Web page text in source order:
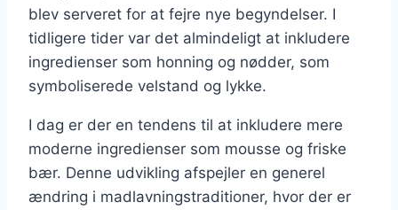
blev serveret for at fejre nye begyndelser. I
tidligere tider var det almindeligt at inkludere
ingredienser som honning og nødder, som
symboliserede velstand og lykke.
I dag er der en tendens til at inkludere mere
moderne ingredienser som mousse og friske
bær. Denne udvikling afspejler en generel
ændring i madlavningstraditioner, hvor der er